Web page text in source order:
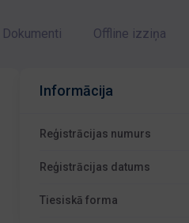
Dokumenti Offline izziņa
Informācija
Reģistrācijas numurs
Reģistrācijas datums
Tiesiskā forma